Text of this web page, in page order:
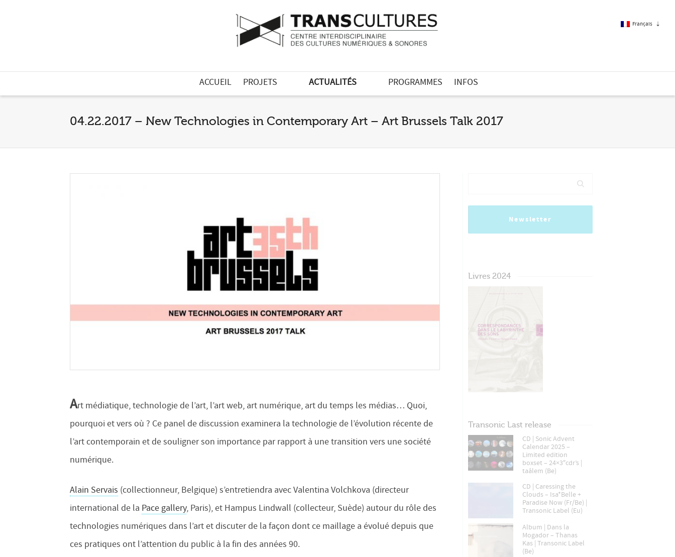
Français
ACCUEIL PROJETS ACTUALITÉS PROGRAMMES INFOS
04.22.2017 – New Technologies in Contemporary Art – Art Brussels Talk 2017
Art médiatique, technologie de l’art, l’art web, art numérique, art du temps les médias… Quoi,
pourquoi et vers où ? Ce panel de discussion examinera la technologie de l’évolution récente de
l’art contemporain et de souligner son importance par rapport à une transition vers une société
numérique.
Alain Servais (collectionneur, Belgique) s’entretiendra avec Valentina Volchkova (directeur
international de la Pace gallery, Paris), et Hampus Lindwall (collecteur, Suède) autour du rôle des
technologies numériques dans l’art et discuter de la façon dont ce maillage a évolué depuis que
ces pratiques ont l’attention du public à la fin des années 90.
Newsletter
Livres 2024
Transonic Last release
CD | Sonic Advent
Calendar 2025 –
Limited edition
boxset – 24×3″cdr’s |
taâlem (Be)
CD | Caressing the
Clouds – Isa*Belle +
Paradise Now (Fr/Be) |
Transonic Label (Eu)
Album | Dans la
Mogador – Thanas
Kas | Transonic Label
(Be)